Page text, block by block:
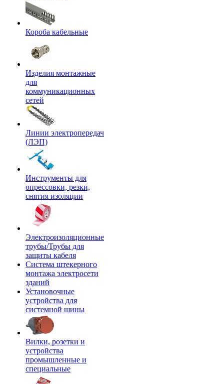
Короба кабельные
Изделия монтажные
для
коммуникационных
сетей
Линии электропередач
(ЛЭП)
Инструменты для
опрессовки, резки,
снятия изоляции
Электроизоляционные
трубы/Трубы для
защиты кабеля
Система штекерного
монтажа электросети
зданий
Установочные
устройства для
системной шины
Вилки, розетки и
устройства
промышленные и
специальные